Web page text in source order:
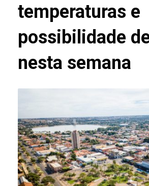
temperaturas e
possibilidade
nesta semana